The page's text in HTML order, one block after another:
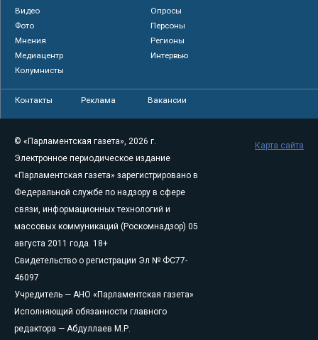
Видео
Опросы
Фото
Персоны
Мнения
Регионы
Медиацентр
Интервью
Колумнисты
Контакты Реклама Вакансии
© «Парламентская газета», 2026 г.
Электронное периодическое издание
«Парламентская газета» зарегистрировано в
Федеральной службе по надзору в сфере
связи, информационных технологий и
массовых коммуникаций (Роскомнадзор) 05
августа 2011 года. 18+
Свидетельство о регистрации Эл № ФС77-
46097
Учредитель — АНО «Парламентская газета»
Исполняющий обязанности главного
редактора — Абдуллаев М.Р.
Карта сайта